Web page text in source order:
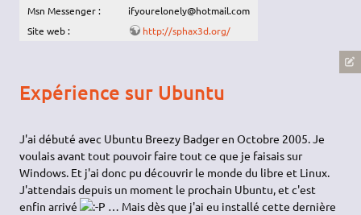
Msn Messenger :
ifyourelonely@hotmail.com
Site web :
http://sphax3d.org/
Expérience sur Ubuntu
J'ai débuté avec Ubuntu Breezy Badger en Octobre 2005. Je
voulais avant tout pouvoir faire tout ce que je faisais sur
Windows. Et j'ai donc pu découvrir le monde du libre et Linux.
J'attendais depuis un moment le prochain Ubuntu, et c'est
enfin arrivé
… Mais dès que j'ai eu installé cette dernière